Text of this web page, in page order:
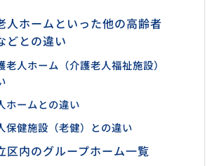
人ホームといった他の高齢者
どとの違い
老人ホーム（介護老人福祉施設）
ホームとの違い
保健施設（老健）との違い
区内のグループホーム一覧